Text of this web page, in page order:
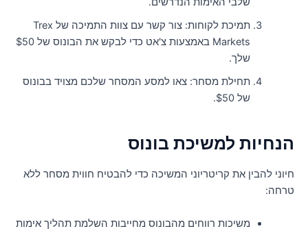
תמיכת לקוחות: צור קשר עם צוות התמיכה של Trex
Markets באמצעות צ'אט כדי לבקש את הבונוס של $50
שלך.
תחילת מסחר: צאו למסע המסחר שלכם מצויד בבונוס
למשיכת בונוס
להבין את קריטריוני המשיכה כדי להבטיח חווית מסחר ללא
משיכות רווחים מהבונוס מחייבות השלמת תהליך אימות